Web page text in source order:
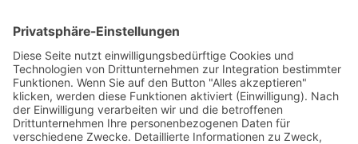
Zahnarzt
Tennis
Tankstelle
Tierbedarf
Parken
Für Ihr Unternehmen